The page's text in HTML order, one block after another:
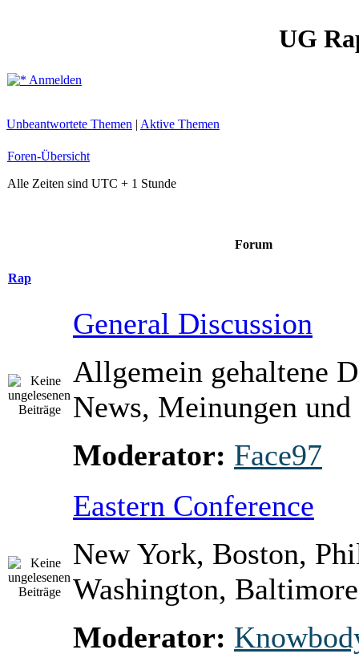
UG
Anmelden
Unbeantwortete Themen | Aktive Themen
Foren-Übersicht
Alle Zeiten sind UTC + 1 Stunde
Forum
Rap
General Discussion
Allgemein gehaltene
News, Meinungen und
Moderator: Face97
Eastern Conference
New York, Boston,
Washington,
Moderator: